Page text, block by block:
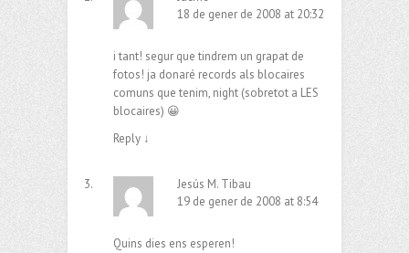
18 de gener de 2008 at 20:32
i tant! segur que tindrem un grapat de
fotos! ja donaré records als blocaires
comuns que tenim, night (sobretot a LES
blocaires) 😀
Reply ↓
Jesús M. Tibau
19 de gener de 2008 at 8:54
Quins dies ens esperen!